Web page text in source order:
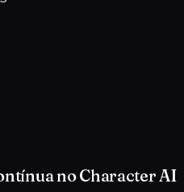
no Character AI